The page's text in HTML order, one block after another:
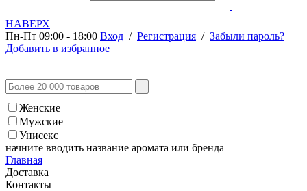
НАВЕРХ
Пн-Пт 09:00 - 18:00 Вход / Регистрация / Забыли пароль?
Добавить в избранное
Женские
Мужские
Унисекс
начните вводить название аромата или бренда
Главная
Доставка
Контакты